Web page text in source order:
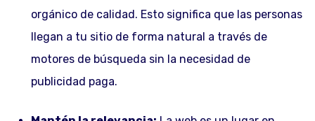
orgánico de calidad. Esto significa que las personas
llegan a tu sitio de forma natural a través de
motores de búsqueda sin la necesidad de
publicidad paga.